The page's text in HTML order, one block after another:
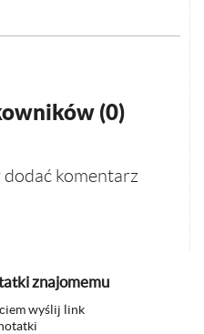
(0)
dodać komentarz
znajomemu
wyślij link